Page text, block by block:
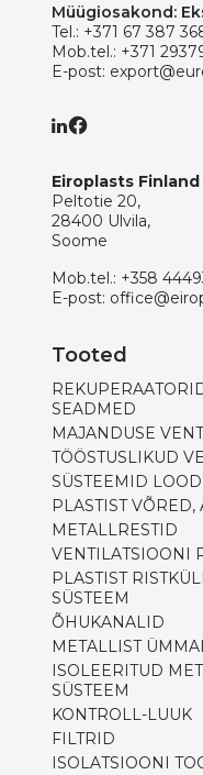
Müügiosakond:
Tel.: +371 67 387
Mob.tel.: +371
E-post:
Eiroplasts Finland
Peltotie 20,
28400 Ulvila,
Soome
Mob.tel.: +358
E-post:
Tooted
SEADMED
MAJANDUSE
TÖÖSTUSLIKUD
SÜSTEEMID
PLASTIST
METALLRESTID
VENTILATSIOONI
PLASTIST
SÜSTEEM
ÕHUKANALID
METALLIST
ISOLEERITUD
SÜSTEEM
KONTROLL-LUUK
FILTRID
ISOLATSIOONI